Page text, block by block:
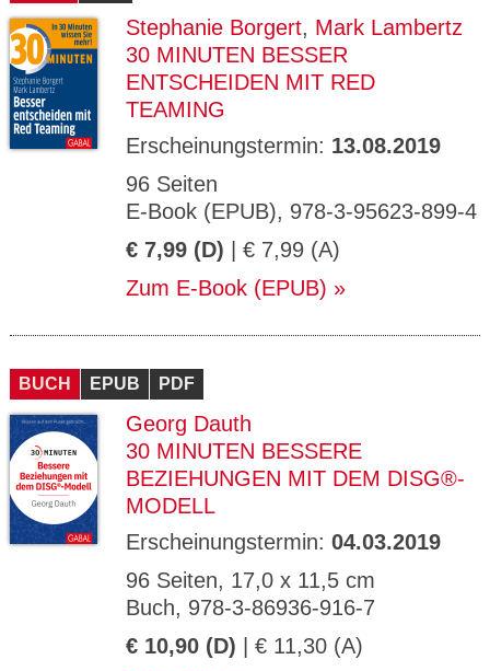
Stephanie Borgert, Mark Lambertz
30 MINUTEN BESSER
ENTSCHEIDEN MIT RED
TEAMING
Erscheinungstermin: 13.08.2019
96 Seiten
E-Book (EPUB), 978-3-95623-899-4
€ 7,99 (D) | € 7,99 (A)
Zum E-Book (EPUB)
BUCH EPUB PDF
Georg Dauth
30 MINUTEN BESSERE
BEZIEHUNGEN MIT DEM DISG®-
MODELL
Erscheinungstermin: 04.03.2019
96 Seiten, 17,0 x 11,5 cm
Buch, 978-3-86936-916-7
€ 10,90 (D) | € 11,30 (A)